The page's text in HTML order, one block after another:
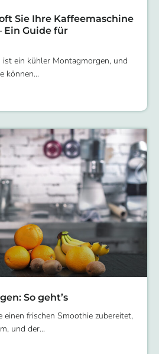
Sie Ihre Kaffeemaschine
Ein Guide für
ist ein kühler Montagmorgen, und
können
So geht’s
einen frischen Smoothie zubereitet,
und der